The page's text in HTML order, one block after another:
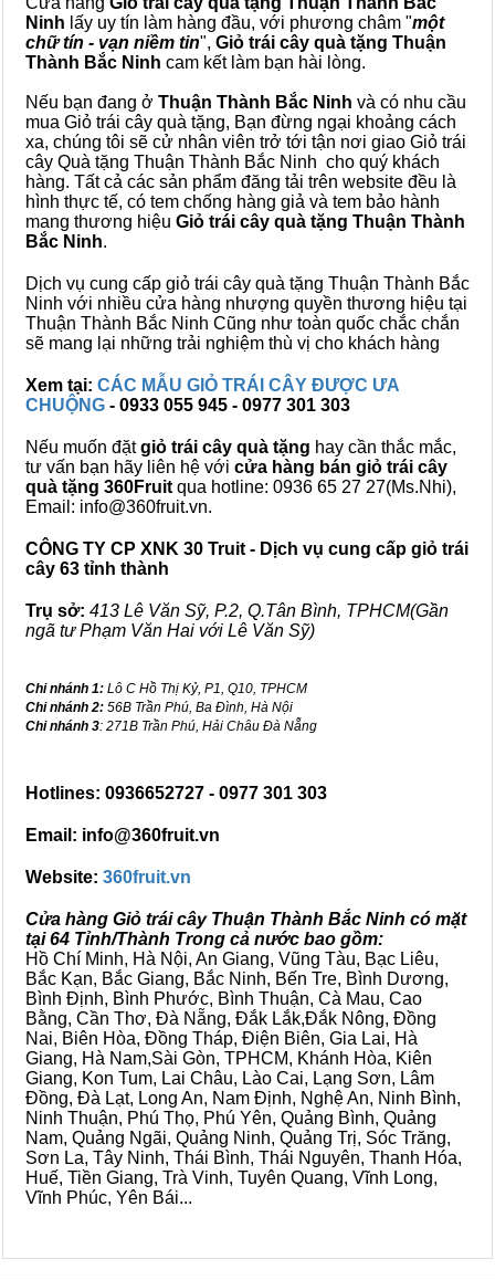
Ninh lấy uy tín làm hàng đầu, với phương châm "một
chữ tín - vạn niềm tin", Giỏ trái cây quà tặng Thuận
Thành Bắc Ninh cam kết làm bạn hài lòng.
Nếu bạn đang ở Thuận Thành Bắc Ninh và có nhu cầu
mua Giỏ trái cây quà tặng, Bạn đừng ngại khoảng cách
xa, chúng tôi sẽ cử nhân viên trở tới tận nơi giao Giỏ trái
cây Quà tặng Thuận Thành Bắc Ninh cho quý khách
hàng. Tất cả các sản phẩm đăng tải trên website đều là
hình thực tế, có tem chống hàng giả và tem bảo hành
mang thương hiệu Giỏ trái cây quà tặng Thuận Thành
Bắc Ninh.
Dịch vụ cung cấp giỏ trái cây quà tặng Thuận Thành Bắc
Ninh với nhiều cửa hàng nhượng quyền thương hiệu tại
Thuận Thành Bắc Ninh Cũng như toàn quốc chắc chắn
sẽ mang lại những trải nghiệm thù vị cho khách hàng
Xem tại: CÁC MẪU GIỎ TRÁI CÂY ĐƯỢC ƯA
CHUỘNG - 0933 055 945 - 0977 301 303
Nếu muốn đặtgiỏ trái cây quà tặng hay cần thắc mắc,
tư vấn bạn hãy liên hệ với cửa hàng bán giỏ trái cây
quà tặng 360Fruit qua hotline: 0936 65 27 27(Ms.Nhi),
Email: info@360fruit.vn.
CÔNG TY CP XNK 30 Truit - Dịch vụ cung cấp giỏ trái
cây 63 tỉnh thành
Trụ sở: 413 Lê Văn Sỹ, P.2, Q.Tân Bình, TPHCM(Gần
ngã tư Phạm Văn Hai với Lê Văn Sỹ)
Chi nhánh 1: Lô C Hồ Thị Kỷ, P1, Q10, TPHCM
Chi nhánh 2: 56B Trần Phú, Ba Đình, Hà Nội
Chi nhánh 3: 271B Trần Phú, Hải Châu Đà Nẵng
Hotlines: 0936652727 - 0977 301 303
Email: info@360fruit.vn
Website: 360fruit.vn
Cửa hàng Giỏ trái cây Thuận Thành Bắc Ninh có mặt
tại 64 Tỉnh/Thành Trong cả nước bao gồm:
Hồ Chí Minh, Hà Nội, An Giang, Vũng Tàu, Bạc Liêu,
Bắc Kạn, Bắc Giang, Bắc Ninh, Bến Tre, Bình Dương,
Bình Định, Bình Phước, Bình Thuận, Cà Mau, Cao
Bằng, Cần Thơ, Đà Nẵng, Đắk Lắk,Đắk Nông, Đồng
Nai, Biên Hòa, Đồng Tháp, Điện Biên, Gia Lai, Hà
Giang, Hà Nam,Sài Gòn, TPHCM, Khánh Hòa, Kiên
Giang, Kon Tum, Lai Châu, Lào Cai, Lạng Sơn, Lâm
Đồng, Đà Lạt, Long An, Nam Định, Nghệ An, Ninh Bình,
Ninh Thuận, Phú Thọ, Phú Yên, Quảng Bình, Quảng
Nam, Quảng Ngãi, Quảng Ninh, Quảng Trị, Sóc Trăng,
Sơn La, Tây Ninh, Thái Bình, Thái Nguyên, Thanh Hóa,
Huế, Tiền Giang, Trà Vinh, Tuyên Quang, Vĩnh Long,
Vĩnh Phúc, Yên Bái...